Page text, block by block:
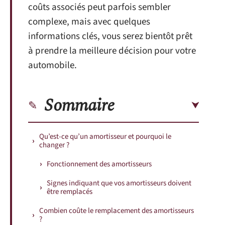
coûts associés peut parfois sembler
complexe, mais avec quelques
informations clés, vous serez bientôt prêt
à prendre la meilleure décision pour votre
automobile.
Sommaire
Qu’est-ce qu’un amortisseur et pourquoi le
changer ?
Fonctionnement des amortisseurs
Signes indiquant que vos amortisseurs doivent
être remplacés
Combien coûte le remplacement des amortisseurs
?